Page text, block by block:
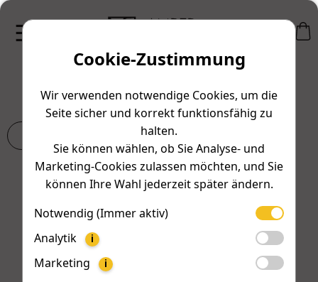
Häufig gestellte Fragen
Nach Kategorie filtern:
Alle Allgemein Bestellungen Produkte
Rücksendungen & Rückerstattungen Versand
Cookie-Zustimmung
Wir verwenden notwendige Cookies, um die
Seite sicher und korrekt funktionsfähig zu
halten.
Sie können wählen, ob Sie Analyse- und
Marketing-Cookies zulassen möchten, und Sie
können Ihre Wahl jederzeit später ändern.
Notwendig (Immer aktiv)
Analytik
i
Marketing i